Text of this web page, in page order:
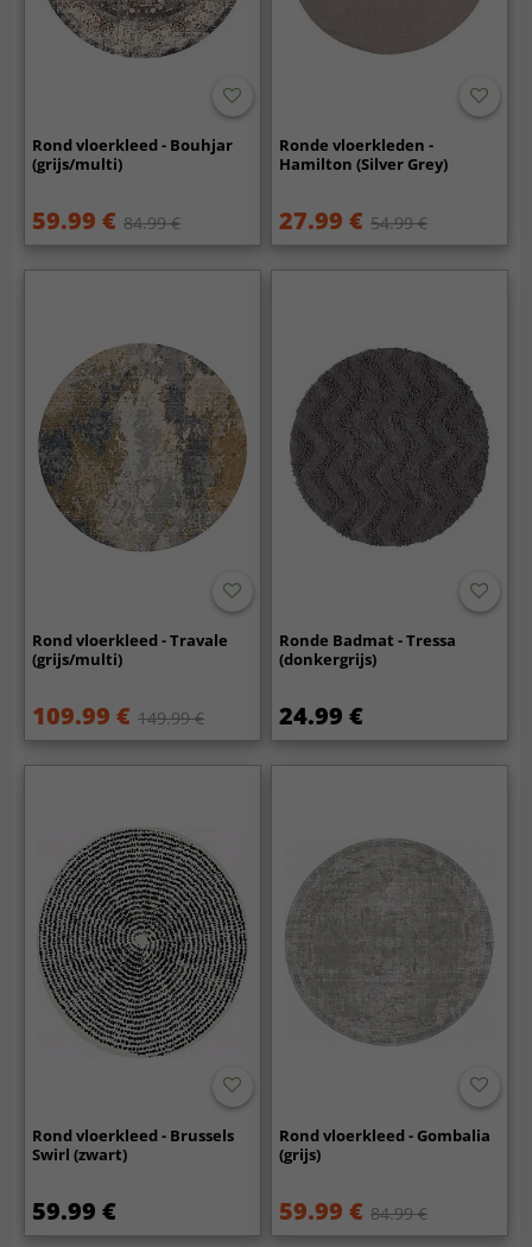
Rond vloerkleed - Bouhjar
(grijs/multi)
59.99 € 84.99 €
Ronde vloerkleden -
Hamilton (Silver Grey)
27.99 € 54.99 €
Rond vloerkleed - Travale
(grijs/multi)
109.99 € 149.99 €
Ronde Badmat - Tressa
(donkergrijs)
24.99 €
Rond vloerkleed - Brussels
Swirl (zwart)
59.99 €
Rond vloerkleed - Gombalia
(grijs)
59.99 € 84.99 €